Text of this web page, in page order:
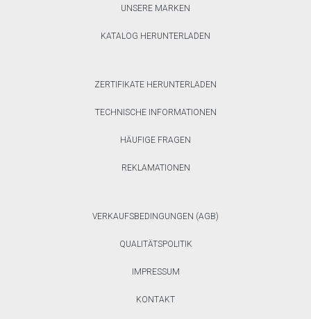
UNSERE MARKEN
KATALOG HERUNTERLADEN
ZERTIFIKATE HERUNTERLADEN
TECHNISCHE INFORMATIONEN
HÄUFIGE FRAGEN
REKLAMATIONEN
VERKAUFSBEDINGUNGEN (AGB)
QUALITÄTSPOLITIK
IMPRESSUM
KONTAKT